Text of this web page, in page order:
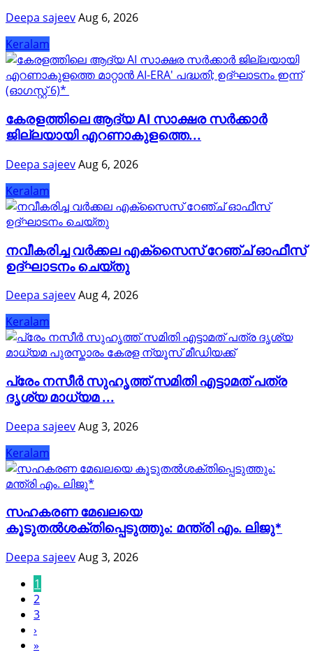
Deepa sajeevAug 6, 2026
Keralam
കേരളത്തിലെ ആദ്യ AI സാക്ഷര സർക്കാർ
ജില്ലയായി എറണാകുളത്തെ...
Deepa sajeevAug 6, 2026
Keralam
നവീകരിച്ച വർക്കല എക്സൈസ് റേഞ്ച് ഓഫീസ്
ഉദ്ഘാടനം ചെയ്തു
Deepa sajeevAug 4, 2026
Keralam
പ്രേം നസീര്‍ സുഹൃത്ത് സമിതി എട്ടാമത് പത്ര
ദൃശ്യ മാധ്യമ ...
Deepa sajeevAug 3, 2026
Keralam
സഹകരണ മേഖലയെ
കൂടുതൽശക്തിപ്പെടുത്തും: മന്ത്രി എം. ലിജു*
Deepa sajeevAug 3, 2026
1
2
3
›
»